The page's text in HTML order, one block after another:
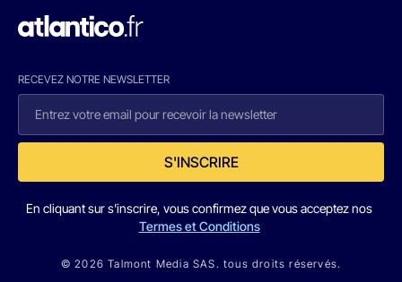
RECEVEZ NOTRE NEWSLETTER
S'INSCRIRE
En cliquant sur s'inscrire, vous confirmez que vous acceptez nos
Termes et Conditions
© 2026 Talmont Media SAS. tous droits réservés.